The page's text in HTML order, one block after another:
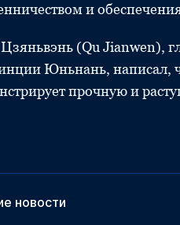
и
(Qu Jianwen),
Юньнань, написал,
прочную и
новости